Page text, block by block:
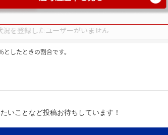
したときの割合です。
いことなど投稿お待ちしています！